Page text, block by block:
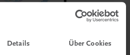
Details Über Cookies